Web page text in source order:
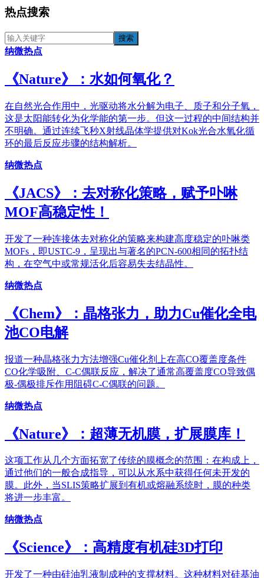
热点搜索
纳微热点
《​Nature》：水如何氧化？
在自然光合作用中，光驱动将水分解为电子、质子和分子氧，
这是太阳能转化为化学能的第一步。但这一过程的中间结构并
不明确。通过连续飞秒X射线晶体学提供对Kok光合水氧化循
环的最后反应步骤的结构解析。
纳微热点
《JACS》：去对称化策略，赋予卟啉
MOF高稳定性！
开发了一种连接体去对称化的策略来构建高度稳定的卟啉类
MOFs，即USTC-9，呈现出与著名的PCN-600相同的拓扑结
构，在空气中或常规活化后容易失去结晶性。
纳微热点
《Chem》：晶格张力，助力Cu催化全电
池CO电解
报道一种晶格张力方法增强Cu催化剂上在高CO覆盖度条件
CO化学吸附、C-C偶联反应，解决了通常高覆盖度CO导致偶
极-偶极排斥作用阻碍C-C偶联的问题。
纳微热点
《Nature》：超薄无机膜，扩展膜库！
这项工作从几个方面拓宽了传统的膜概念的范围：在构成上，
通过他们的一般合成指导，可以从水系中获得任何未开发的
膜。此外，当SLIS策略扩展到有机或熔融系统时，膜的种类
将进一步丰富。
纳微热点
《Science》：高精度有机硅3D打印
开发了一种由硅油乳液制成种的支撑材料。这种材料对硅基油